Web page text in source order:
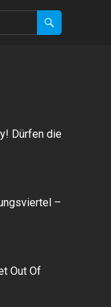
Dürfen die
–
Out Of